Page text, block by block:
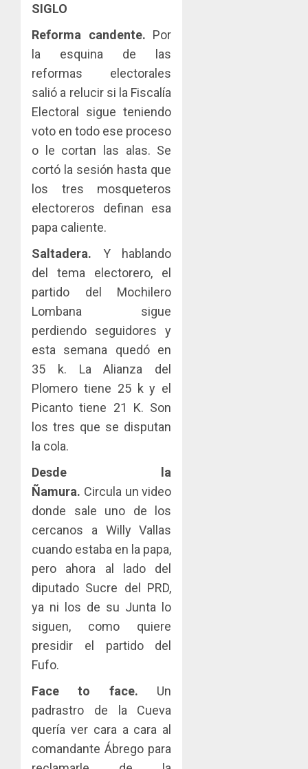
SIGLO
Reforma candente. Por
la esquina de las
reformas electorales
salió a relucir si la Fiscalía
Electoral sigue teniendo
voto en todo ese proceso
o le cortan las alas. Se
cortó la sesión hasta que
los tres mosqueteros
electoreros definan esa
papa caliente.
Saltadera. Y hablando
del tema electorero, el
partido del Mochilero
Lombana sigue
perdiendo seguidores y
esta semana quedó en
35 k. La Alianza del
Plomero tiene 25 k y el
Picanto tiene 21 K. Son
los tres que se disputan
la cola.
Desde la
Ñamura. Circula un video
donde sale uno de los
cercanos a Willy Vallas
cuando estaba en la papa,
pero ahora al lado del
diputado Sucre del PRD,
ya ni los de su Junta lo
siguen, como quiere
presidir el partido del
Fufo.
Face to face. Un
padrastro de la Cueva
quería ver cara a cara al
comandante Ábrego para